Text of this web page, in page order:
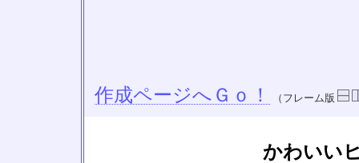
作成ページへＧｏ！ （フレーム版
かわいい